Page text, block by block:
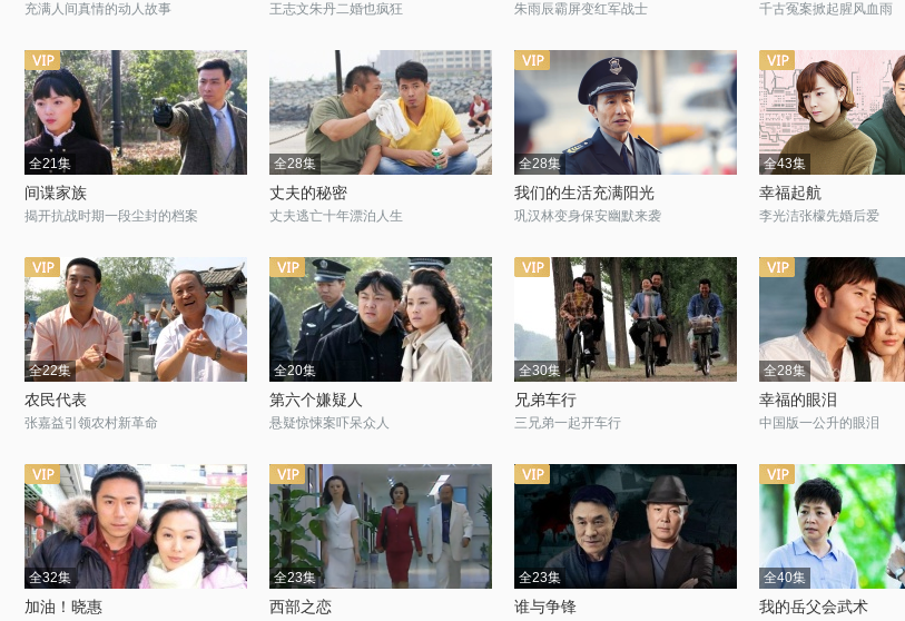
充满人间真情的动人故事 王志文朱丹二婚也疯狂 朱雨辰霸屏变红军战士 千古冤案掀起腥风血雨
全21集
间谍家族
揭开抗战时期一段尘封的档案
全28集
丈夫的秘密
丈夫逃亡十年漂泊人生
全28集
我们的生活充满阳光
巩汉林变身保安幽默来袭
全43集
幸福起航
李光洁张檬先婚后爱
全22集
农民代表
张嘉益引领农村新革命
全20集
第六个嫌疑人
悬疑惊悚案吓呆众人
全30集
兄弟车行
三兄弟一起开车行
全28集
幸福的眼泪
中国版一公升的眼泪
全32集
加油！晓惠
全23集
西部之恋
全23集
谁与争锋
全40集
我的岳父会武术